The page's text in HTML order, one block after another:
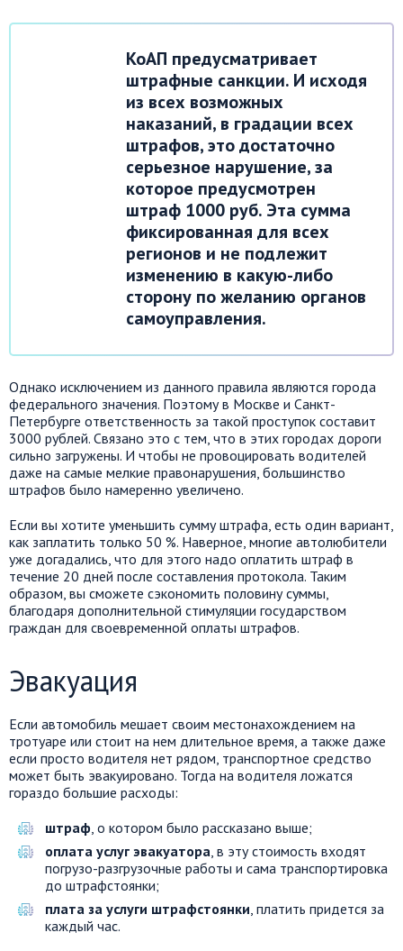
КоАП предусматривает
штрафные санкции. И исходя
из всех возможных
наказаний, в градации всех
штрафов, это достаточно
серьезное нарушение, за
которое предусмотрен
штраф 1000 руб. Эта сумма
фиксированная для всех
регионов и не подлежит
изменению в какую-либо
сторону по желанию органов
самоуправления.
Однако исключением из данного правила являются города
федерального значения. Поэтому в Москве и Санкт-
Петербурге ответственность за такой проступок составит
3000 рублей. Связано это с тем, что в этих городах дороги
сильно загружены. И чтобы не провоцировать водителей
даже на самые мелкие правонарушения, большинство
штрафов было намеренно увеличено.
Если вы хотите уменьшить сумму штрафа, есть один вариант,
как заплатить только 50 %. Наверное, многие автолюбители
уже догадались, что для этого надо оплатить штраф в
течение 20 дней после составления протокола. Таким
образом, вы сможете сэкономить половину суммы,
благодаря дополнительной стимуляции государством
граждан для своевременной оплаты штрафов.
Эвакуация
Если автомобиль мешает своим местонахождением на
тротуаре или стоит на нем длительное время, а также даже
если просто водителя нет рядом, транспортное средство
может быть эвакуировано. Тогда на водителя ложатся
гораздо большие расходы:
штраф, о котором было рассказано выше;
оплата услуг эвакуатора, в эту стоимость входят
погрузо-разгрузочные работы и сама транспортировка
до штрафстоянки;
плата за услуги штрафстоянки, платить придется за
каждый час.